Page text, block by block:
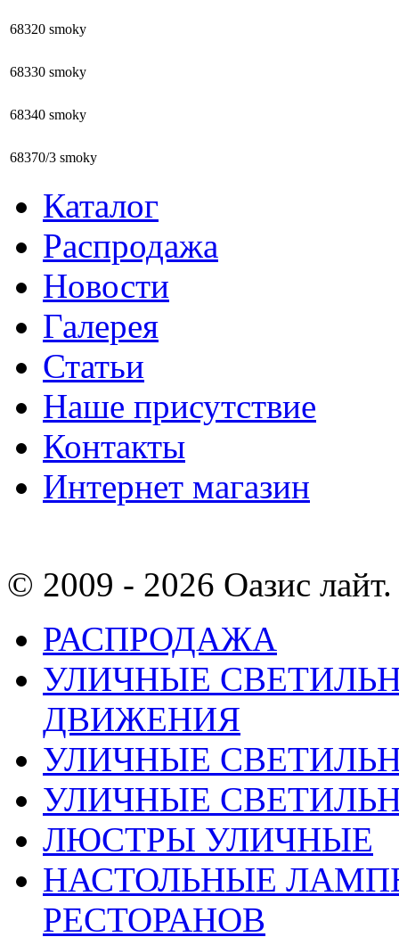
68320 smoky
68330 smoky
68340 smoky
68370/3 smoky
Каталог
Распродажа
Новости
Галерея
Статьи
Наше присутствие
Контакты
Интернет магазин
© 2009 - 2026 Оазис
РАСПРОДАЖА
УЛИЧНЫЕ
ДВИЖЕНИЯ
УЛИЧНЫЕ
УЛИЧНЫЕ
ЛЮСТРЫ УЛИЧНЫЕ
НАСТОЛЬНЫЕ
РЕСТОРАНОВ